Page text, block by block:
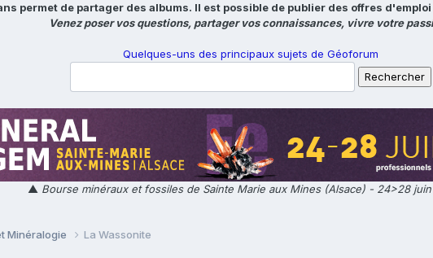
permet de partager des albums. Il est possible de publier des offres
Venez poser vos questions, partager vos connaissances, vivre votre
Quelques-uns des principaux sujets de Géoforum
▲ Bourse minéraux et fossiles de Sainte Marie aux Mines (Alsace) - 24>28
Minéralogie La Wassonite